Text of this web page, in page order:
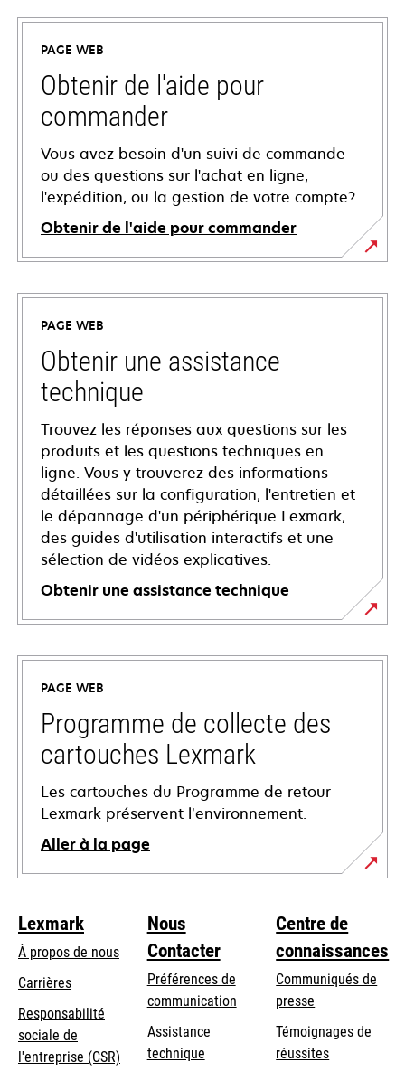
PAGE WEB
Obtenir de l'aide pour
commander
Vous avez besoin d'un suivi de commande
ou des questions sur l'achat en ligne,
l'expédition, ou la gestion de votre compte?
Obtenir de l'aide pour commander
PAGE WEB
Obtenir une assistance
technique
Trouvez les réponses aux questions sur les
produits et les questions techniques en
ligne. Vous y trouverez des informations
détaillées sur la configuration, l'entretien et
le dépannage d'un périphérique Lexmark,
des guides d'utilisation interactifs et une
sélection de vidéos explicatives.
Obtenir une assistance technique
s’ouvre
dans
nouvel
onglet
PAGE WEB
Programme de collecte des
cartouches Lexmark
Les cartouches du Programme de retour
Lexmark préservent l’environnement.
Aller à la page
Lexmark
À propos de nous
Carrières
s’ouvre
dans
un
Responsabilité
sociale de
l'entreprise (CSR) s’ouvre
Nous
Contacter
Préférences de
communication
s’ouvre
dans
Assistance
techniques’ouvre
Centre de
connaissances
Communiqués de
presse
Témoignages de
réussites